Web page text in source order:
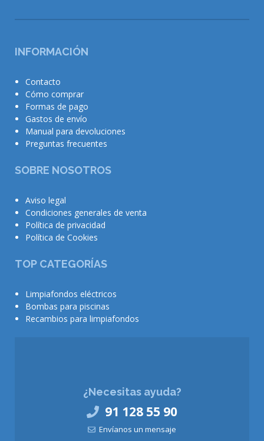
INFORMACIÓN
Contacto
Cómo comprar
Formas de pago
Gastos de envío
Manual para devoluciones
Preguntas frecuentes
SOBRE NOSOTROS
Aviso legal
Condiciones generales de venta
Política de privacidad
Política de Cookies
TOP CATEGORÍAS
Limpiafondos eléctricos
Bombas para piscinas
Recambios para limpiafondos
¿Necesitas ayuda?
91 128 55 90
Envíanos un mensaje